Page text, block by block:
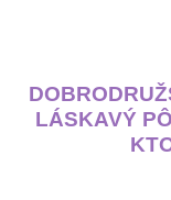
LÁSKAVÝ